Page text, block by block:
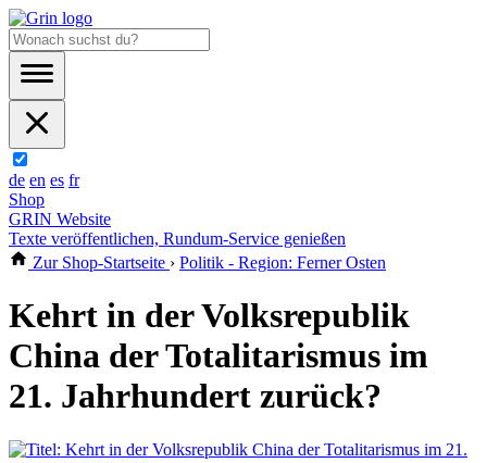
de en es fr
Shop
GRIN Website
Texte veröffentlichen, Rundum-Service genießen
Zur Shop-Startseite › Politik - Region: Ferner Osten
Kehrt in der Volksrepublik
China der Totalitarismus im
21. Jahrhundert zurück?